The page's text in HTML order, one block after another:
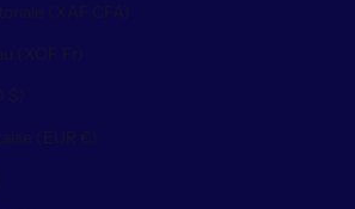
Guinée équatoriale (XAF CFA)
Guinée-Bissau (XOF Fr)
Guyana (GYD $)
Guyane française (EUR €)